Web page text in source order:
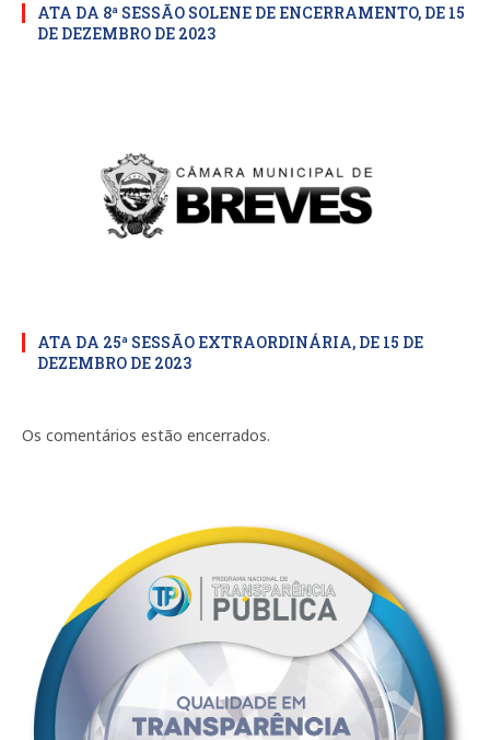
ATA DA 8ª SESSÃO SOLENE DE ENCERRAMENTO, DE 15
DE DEZEMBRO DE 2023
ATA DA 25ª SESSÃO EXTRAORDINÁRIA, DE 15 DE
DEZEMBRO DE 2023
Os comentários estão encerrados.